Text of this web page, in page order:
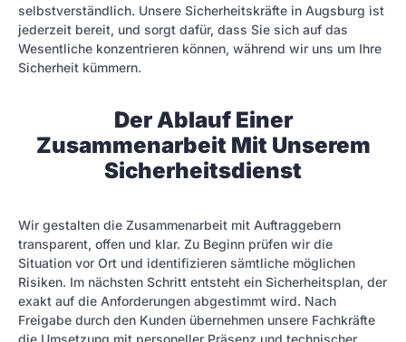
selbstverständlich. Unsere Sicherheitskräfte in Augsburg ist
jederzeit bereit, und sorgt dafür, dass Sie sich auf das
Wesentliche konzentrieren können, während wir uns um Ihre
Sicherheit kümmern.
Der Ablauf Einer
Zusammenarbeit Mit Unserem
Sicherheitsdienst
Wir gestalten die Zusammenarbeit mit Auftraggebern
transparent, offen und klar. Zu Beginn prüfen wir die
Situation vor Ort und identifizieren sämtliche möglichen
Risiken. Im nächsten Schritt entsteht ein Sicherheitsplan, der
exakt auf die Anforderungen abgestimmt wird. Nach
Freigabe durch den Kunden übernehmen unsere Fachkräfte
die Umsetzung mit personeller Präsenz und technischer